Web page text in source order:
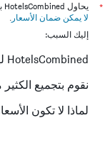
*
يحاول HotelsCombined بشكل دائم الحصول على الأسعار الدقيقة، ولكن
لا يمكن ضمان الأسعار .
إليك السبب:
HotelsCombined ليس البائع
نقوم بتجميع
لماذا لا تكون الأسعار